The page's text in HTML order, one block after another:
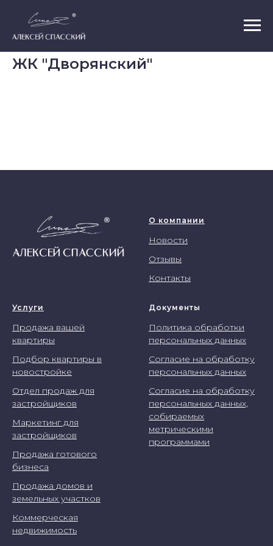
ЖК "Дворянский"
О компании
Новости
Отзывы
Контакты
Услуги
Продажа вашей
квартиры
Подбор квартиры в
новостройке
Отдел продаж для
застройщиков
Маркетинг для
застройщиков
Продажа готового
бизнеса
Продажа домов и
земельных участков
Коммерческая
недвижимость
Документы
Политика обработки
персональных данных
Согласие на обработку
персональных данных
Согласие на обработку
персональных данных,
собираемых
метрическими
программами